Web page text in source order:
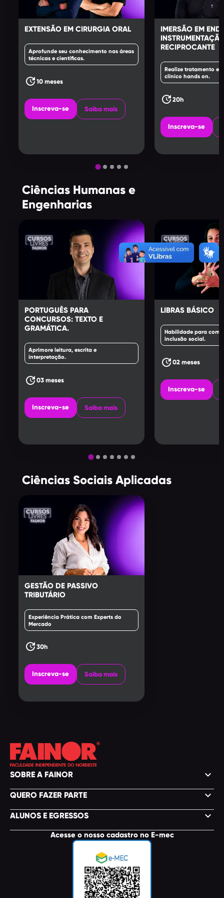
EXTENSÃO EM CIRURGIA ORAL
Aprofunde seu conhecimento nas áreas
técnicas e científicas.
update10 meses
Inscreva-se Saiba mais
IMERSÃO EM
RECIPROCANTE
Realize tratamento
clínico hands on.
update20h
Inscreva-se
Ciências Humanas e
Engenharias
PORTUGUÊS PARA
CONCURSOS: TEXTO E
GRAMÁTICA.
Aprimore leitura, escrita e
interpretação.
update03 meses
Inscreva-se Saiba mais
LIBRAS BÁSICO
Habilidade para
inclusão social.
update02 meses
Inscreva-se
Ciências Sociais Aplicadas
GESTÃO DE PASSIVO
TRIBUTÁRIO
Experiência Prática com Experts do
Mercado
update30h
Inscreva-se Saiba mais
SOBRE A FAINOR keyboard_arrow_down
QUERO FAZER PARTE keyboard_arrow_down
ALUNOS E EGRESSOS keyboard_arrow_down
Acesse o nosso cadastro no E-mec